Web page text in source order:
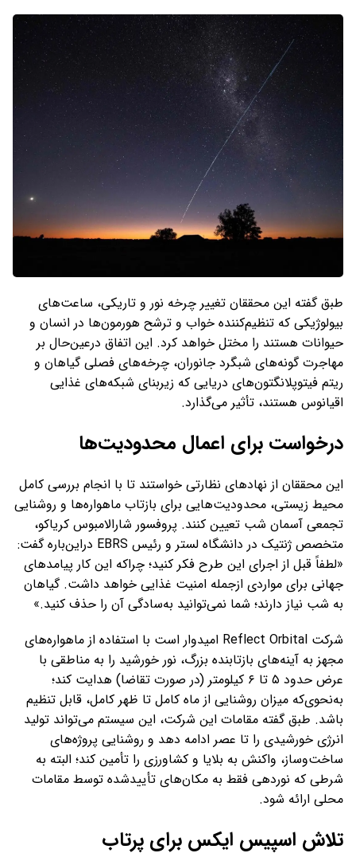
طبق گفته این محققان تغییر چرخه نور و تاریکی، ساعت‌های
بیولوژیکی که تنظیم‌کننده خواب و ترشح هورمون‌ها در انسان و
حیوانات هستند را مختل خواهد کرد. این اتفاق درعین‌حال بر
مهاجرت گونه‌های شبگرد جانوران، چرخه‌های فصلی گیاهان و
ریتم فیتوپلانگتون‌های دریایی که زیربنای شبکه‌های غذایی
اقیانوس هستند، تأثیر می‌گذارد.
درخواست برای اعمال محدودیت‌ها
این محققان از نهادهای نظارتی خواستند تا با انجام بررسی کامل
محیط زیستی، محدودیت‌هایی برای بازتاب ماهواره‌ها و روشنایی
تجمعی آسمان شب تعیین کنند. پروفسور شارالامبوس کریاکو،
متخصص ژنتیک در دانشگاه لستر و رئیس EBRS دراین‌باره گفت:
«لطفاً قبل از اجرای این طرح فکر کنید؛ چراکه این کار پیامدهای
جهانی برای مواردی ازجمله امنیت غذایی خواهد داشت. گیاهان
به شب نیاز دارند؛ شما نمی‌توانید به‌سادگی آن را حذف کنید.»
شرکت Reflect Orbital امیدوار است با استفاده از ماهواره‌های
مجهز به آینه‌های بازتابنده بزرگ، نور خورشید را به مناطقی با
عرض حدود ۵ تا ۶ کیلومتر (در صورت تقاضا) هدایت کند؛
به‌نحوی‌که میزان روشنایی از ماه کامل تا ظهر کامل، قابل تنظیم
باشد. طبق گفته مقامات این شرکت، این سیستم می‌تواند تولید
انرژی خورشیدی را تا عصر ادامه دهد و روشنایی پروژه‌های
ساخت‌وساز، واکنش به بلایا و کشاورزی را تأمین کند؛ البته به
شرطی که نوردهی فقط به مکان‌های تأییدشده توسط مقامات
محلی ارائه شود.
تلاش اسپیس ایکس برای پرتاب